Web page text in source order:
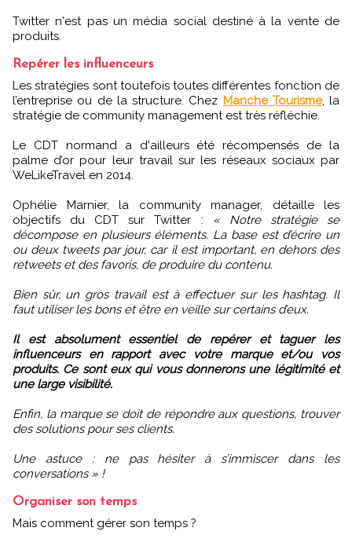
Twitter n'est pas un média social destiné à la vente de
produits.
Repérer les influenceurs
Les stratégies sont toutefois toutes différentes fonction de
l’entreprise ou de la structure. Chez Manche Tourisme, la
stratégie de community management est très réfléchie.
Le CDT normand a d'ailleurs été récompensés de la
palme d’or pour leur travail sur les réseaux sociaux par
WeLikeTravel en 2014.
Ophélie Marnier, la community manager, détaille les
objectifs du CDT sur Twitter : « Notre stratégie se
décompose en plusieurs éléments. La base est d’écrire un
ou deux tweets par jour, car il est important, en dehors des
retweets et des favoris, de produire du contenu.
Bien sûr, un gros travail est à effectuer sur les hashtag. Il
faut utiliser les bons et être en veille sur certains d’eux.
Il est absolument essentiel de repérer et taguer les
influenceurs en rapport avec votre marque et/ou vos
produits. Ce sont eux qui vous donnerons une légitimité et
une large visibilité.
Enfin, la marque se doit de répondre aux questions, trouver
des solutions pour ses clients.
Une astuce : ne pas hésiter à s’immiscer dans les
conversations » !
Organiser son temps
Mais comment gérer son temps ?